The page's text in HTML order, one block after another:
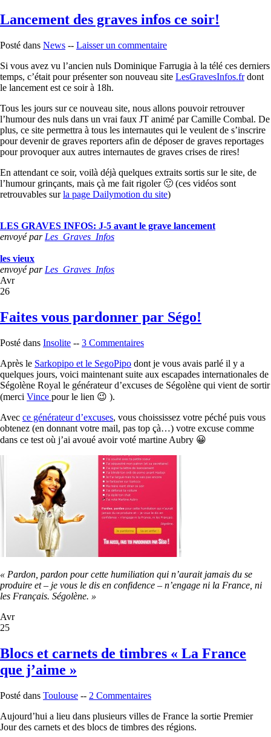
Lancement des graves infos ce soir!
Posté dans News -- Laisser un commentaire
Si vous avez vu l’ancien nuls Dominique Farrugia à la télé ces derniers
temps, c’était pour présenter son nouveau site LesGravesInfos.frdont
le lancement est ce soir à 18h.
Tous les jours sur ce nouveau site, nous allons pouvoir retrouver
l’humour des nuls dans un vrai faux JT animé par Camille Combal. De
plus, ce site permettra à tous les internautes qui le veulent de s’inscrire
pour devenir de graves reporters afin de déposer de graves reportages
pour provoquer aux autres internautes de graves crises de rires!
En attendant ce soir, voilà déjà quelques extraits sortis sur le site, de
l’humour grinçants, mais çà me fait rigoler 🙂 (ces vidéos sont
retrouvables surla page Dailymotion du site)
LES GRAVES INFOS: J-5 avant le grave lancement
envoyé par Les_Graves_Infos
les vieux
envoyé par Les_Graves_Infos
Avr
26
Faites vous pardonner par Ségo!
Posté dans Insolite -- 3 Commentaires
Après le Sarkopipo et le SegoPipo dont je vous avais parlé il y a
quelques jours, voici maintenant suite aux escapades internationales de
Ségolène Royal le générateur d’excuses de Ségolène qui vient de sortir
(merci Vince pour le lien 😉 ).
Avec ce générateur d’excuses, vous choississez votre péché puis vous
obtenez (en donnant votre mail, pas top çà…) votre excuse comme
dans ce test où j’ai avoué avoir voté martine Aubry 😀
« Pardon, pardon pour cette humiliation qui n’aurait jamais du se
produire et – je vous le dis en confidence – n’engage ni la France, ni
les Français. Ségolène. »
Avr
25
Blocs et carnets de timbres « La France
que j’aime »
Posté dans Toulouse -- 2 Commentaires
Aujourd’hui a lieu dans plusieurs villes de France la sortie Premier
Jour des carnets et des blocs de timbres des régions.